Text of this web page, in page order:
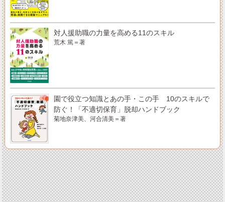
対人援助職の力量を高める11のスキル
荒木 篤＝著
園で役立つ知識とあの手・この手 10のスキルで
防ぐ！「不適切保育」脱却ハンドブック
菊地奈津美、河合清美＝著